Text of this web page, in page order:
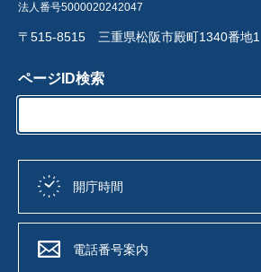
法人番号5000020242047
〒515-8515 三重県松阪市殿町1340番地1
ページID検索
開庁時間
電話番号案内